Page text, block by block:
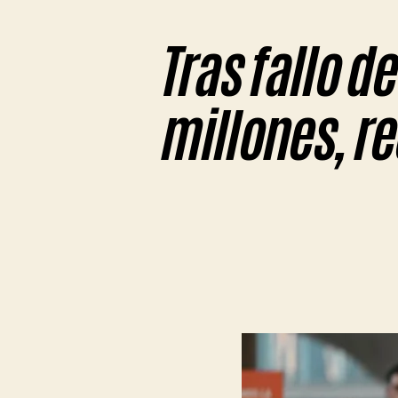
Tras fallo
millones,